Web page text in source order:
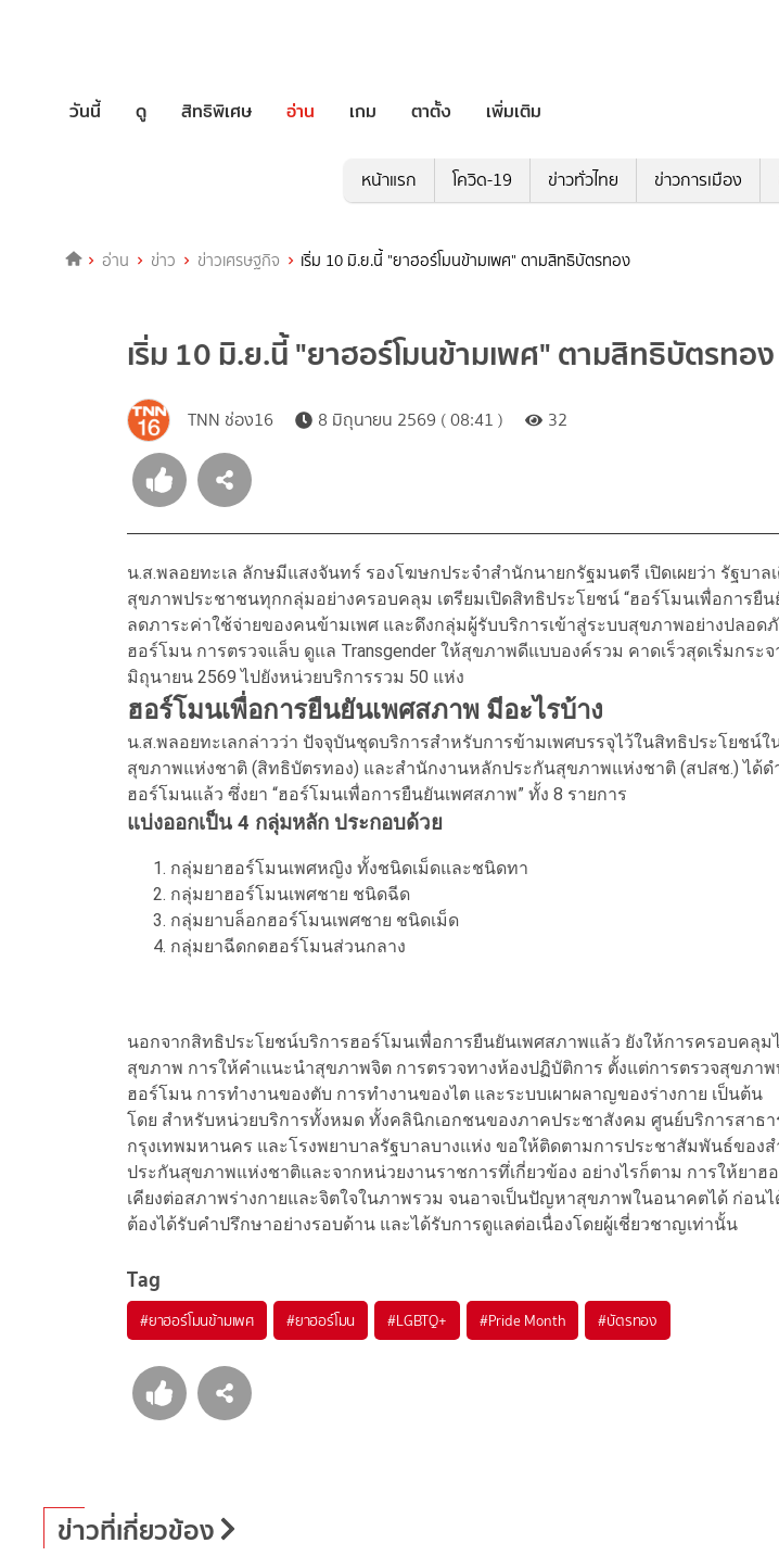
วันนี้ ดู สิทธิพิเศษ อ่าน เกม ตาตั้ง เพิ่มเติม
หน้าแรก โควิด-19 ข่าวทั่วไทย ข่าวการเมือง
อ่าน ข่าว ข่าวเศรษฐกิจ เริ่ม 10 มิ.ย.นี้ "ยาฮอร์โมนข้ามเพศ" ตามสิทธิบัตรทอง
เริ่ม 10 มิ.ย.นี้ "ยาฮอร์โมนข้ามเพศ" ตามสิทธิบัตรทอง
TNN ช่อง16 8 มิถุนายน 2569 ( 08:41 ) 32
น.ส.พลอยทะเล ลักษมีแสงจันทร์ รองโฆษกประจำสำนักนายกรัฐมนตรี เปิดเผยว่า รัฐบาล
สุขภาพประชาชนทุกกลุ่มอย่างครอบคลุม เตรียมเปิดสิทธิประโยชน์ “ฮอร์โมนเพื่อการยืน
ลดภาระค่าใช้จ่ายของคนข้ามเพศ และดึงกลุ่มผู้รับบริการเข้าสู่ระบบสุขภาพอย่างปลอด
ฮอร์โมน การตรวจแล็บ ดูแล Transgender ให้สุขภาพดีแบบองค์รวม คาดเร็วสุดเริ่มกระจ
มิถุนายน 2569 ไปยังหน่วยบริการรวม 50 แห่ง
ฮอร์โมนเพื่อการยืนยันเพศสภาพ มีอะไรบ้าง
น.ส.พลอยทะเลกล่าวว่า ปัจจุบันชุดบริการสำหรับการข้ามเพศบรรจุไว้ในสิทธิประโยชน์
สุขภาพแห่งชาติ (สิทธิบัตรทอง) และสำนักงานหลักประกันสุขภาพแห่งชาติ (สปสช.) ได้ด
ฮอร์โมนแล้ว ซึ่งยา “ฮอร์โมนเพื่อการยืนยันเพศสภาพ” ทั้ง 8 รายการ
แบ่งออกเป็น 4 กลุ่มหลัก ประกอบด้วย
กลุ่มยาฮอร์โมนเพศหญิง ทั้งชนิดเม็ดและชนิดทา
กลุ่มยาฮอร์โมนเพศชาย ชนิดฉีด
กลุ่มยาบล็อกฮอร์โมนเพศชาย ชนิดเม็ด
กลุ่มยาฉีดกดฮอร์โมนส่วนกลาง
นอกจากสิทธิประโยชน์บริการฮอร์โมนเพื่อการยืนยันเพศสภาพแล้ว ยังให้การครอบคลุม
สุขภาพ การให้คำแนะนำสุขภาพจิต การตรวจทางห้องปฏิบัติการ ตั้งแต่การตรวจสุขภาพ
ฮอร์โมน การทำงานของตับ การทำงานของไต และระบบเผาผลาญของร่างกาย เป็นต้น
โดย สำหรับหน่วยบริการทั้งหมด ทั้งคลินิกเอกชนของภาคประชาสังคม ศูนย์บริการสาธ
กรุงเทพมหานคร และโรงพยาบาลรัฐบาลบางแห่ง ขอให้ติดตามการประชาสัมพันธ์ของ
ประกันสุขภาพแห่งชาติและจากหน่วยงานราชการทึ่เกี่ยวข้อง อย่างไรก็ตาม การให้ยาฮ
เคียงต่อสภาพร่างกายและจิตใจในภาพรวม จนอาจเป็นปัญหาสุขภาพในอนาคตได้ ก่อน
ต้องได้รับคำปรึกษาอย่างรอบด้าน และได้รับการดูแลต่อเนื่องโดยผู้เชี่ยวชาญเท่านั้น
Tag
#ยาฮอร์โมนข้ามเพศ #ยาฮอร์โมน #LGBTQ+ #Pride Month #บัตรทอง
ข่าวที่เกี่ยวข้อง